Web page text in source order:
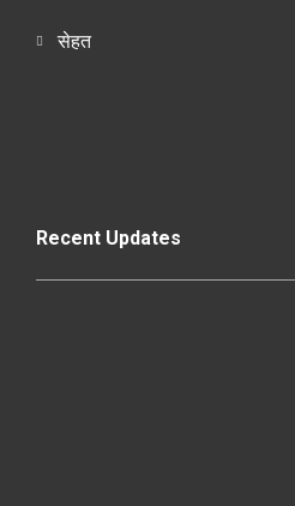
सेहत
Recent Updates